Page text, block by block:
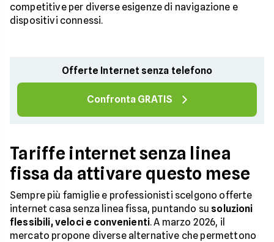
competitive per diverse esigenze di navigazione e
dispositivi connessi.
Offerte Internet senza telefono
Confronta GRATIS
Tariffe internet senza linea
fissa da attivare questo mese
Sempre più famiglie e professionisti scelgono offerte
internet casa senza linea fissa, puntando su soluzioni
flessibili, veloci e convenienti. A marzo 2026, il
mercato propone diverse alternative che permettono